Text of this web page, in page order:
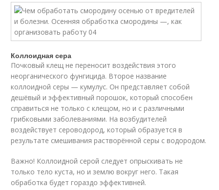
Коллоидная сера
Почковый клещ не переносит воздействия этого
неорганического фунгицида. Второе название
коллоидной серы — кумулус. Он представляет собой
дешёвый и эффективный порошок, который способен
справиться не только с клещом, но и с различными
грибковыми заболеваниями. На возбудителей
воздействует сероводород, который образуется в
результате смешивания растворённой серы с водородом.
Важно! Коллоидной серой следует опрыскивать не
только тело куста, но и землю вокруг него. Такая
обработка будет гораздо эффективней.